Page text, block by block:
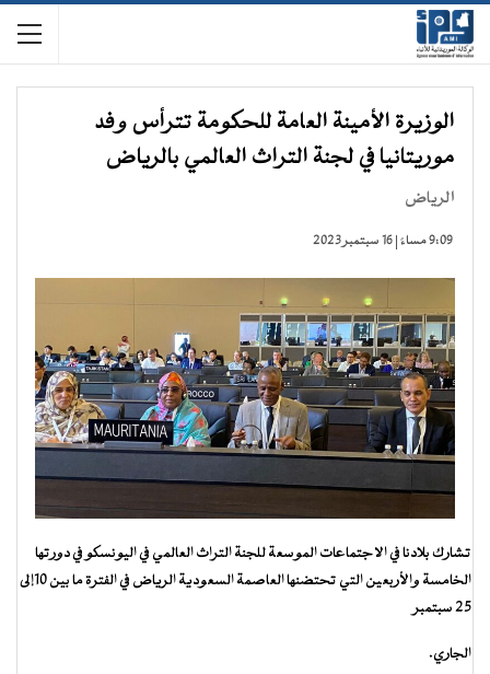
الوزيرة الأمينة العامة للحكومة تترأس وفد
موريتانيا في لجنة التراث العالمي بالرياض
الرياض
9:09 مساءً | 16 سبتمبر 2023
تشارك بلادنا في الاجتماعات الموسعة للجنة التراث العالمي في اليونسكو في دورتها
الخامسة والأربعين التي تحتضنها العاصمة السعودية الرياض في الفترة ما بين 10إلى
25 سبتمبر
الجاري.